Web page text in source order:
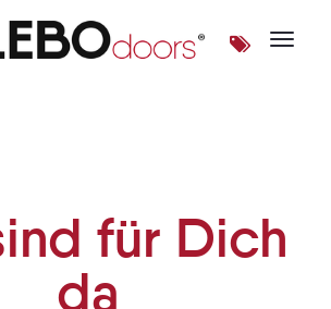
Toggle
für Dich
da